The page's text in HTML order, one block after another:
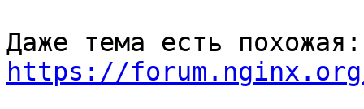
https://forum.nginx.org/